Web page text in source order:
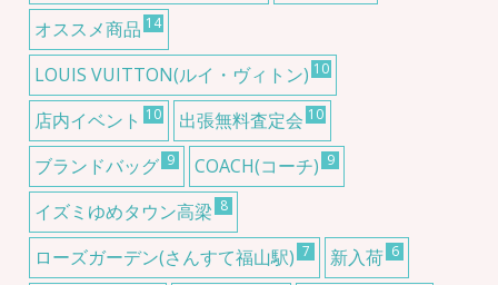
オススメ商品 14
LOUIS VUITTON(ルイ・ヴィトン) 10
店内イベント 10 出張無料査定会 10
ブランドバッグ 9 COACH(コーチ) 9
イズミゆめタウン高梁 8
ローズガーデン(さんすて福山駅) 7 新入荷 6